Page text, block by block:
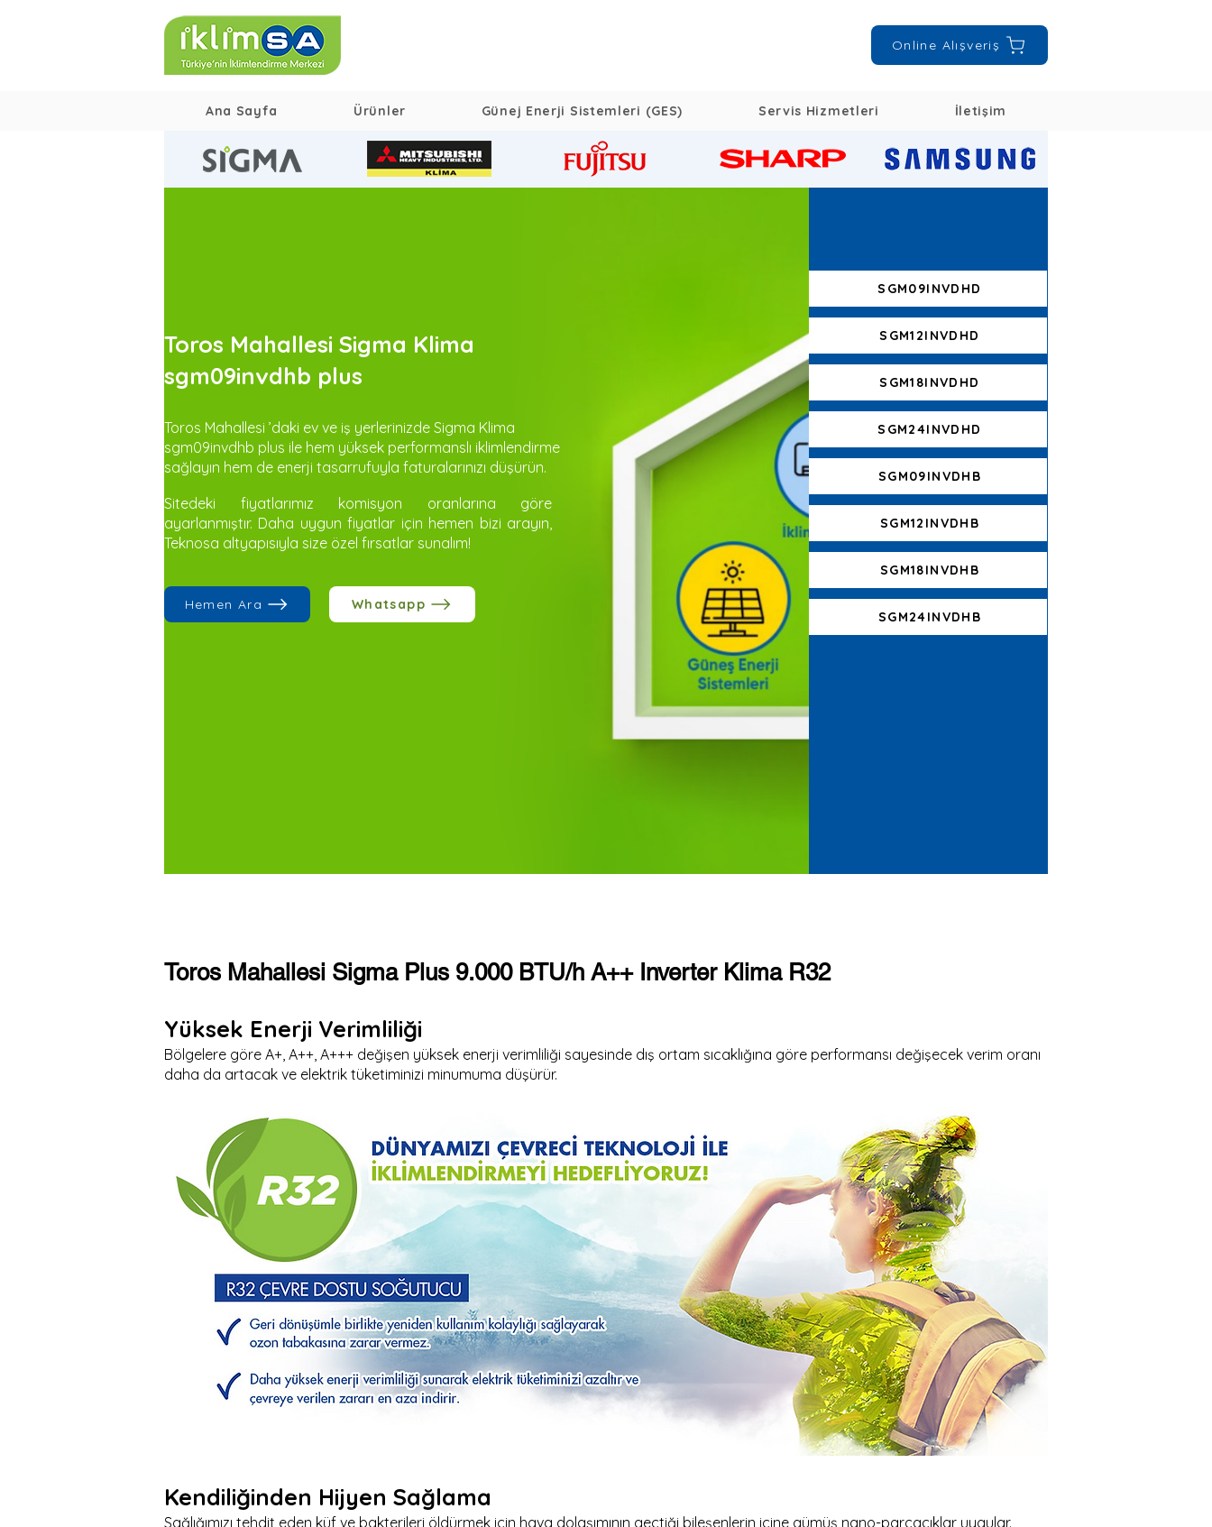
Online Alışveriş
Ana Sayfa Ürünler Günej Enerji Sistemleri (GES) Servis Hizmetleri İletişim
Toros Mahallesi Sigma Klima
sgm09invdhb plus
Toros Mahallesi ’daki ev ve iş yerlerinizde Sigma Klima
sgm09invdhb plus ile hem yüksek performanslı iklimlendirme
sağlayın hem de enerji tasarrufuyla faturalarınızı düşürün.
Sitedeki fiyatlarımız komisyon oranlarına göre
ayarlanmıştır. Daha uygun fiyatlar için hemen bizi arayın,
Teknosa altyapısıyla size özel fırsatlar sunalım!
Hemen Ara Whatsapp
SGM09INVDHD
SGM12INVDHD
SGM18INVDHD
SGM24INVDHD
SGM09INVDHB
SGM12INVDHB
SGM18INVDHB
SGM24INVDHB
Toros Mahallesi Sigma Plus 9.000 BTU/h A++ Inverter Klima R32
Yüksek Enerji Verimliliği
Bölgelere göre A+, A++, A+++ değişen yüksek enerji verimliliği sayesinde dış ortam sıcaklığına göre performansı değişecek verim oranı
daha da artacak ve elektrik tüketiminizi minumuma düşürür.
Kendiliğinden Hijyen Sağlama
Sağlığımızı tehdit eden küf ve bakterileri öldürmek için hava dolaşımının geçtiği bileşenlerin içine gümüş nano-parçacıklar uygular.